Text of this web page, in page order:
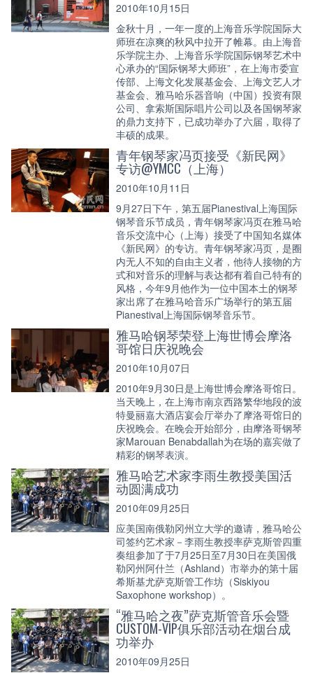
2010年10月15日
金秋十月，一年一度的上海音乐学院国际大
师班在凉爽的秋风中拉开了帷幕。由上海音
乐学院主办、上海音乐学院国际钢琴艺术中
心承办的“国际钢琴大师班”，在上海市委宣
传部、上海文化发展基金会、上海文艺人才
基金会、雅马哈乐器音响（中国）投资有限
公司、拿索斯国际唱片公司以及各国钢琴家
的鼎力支持下，已成功举办了六届，取得了
丰硕的成果。
青年钢琴家冯页接受《新民网》
专访@YMCC（上海）
2010年10月11日
9月27日下午，第五届Pianestival上海国际
钢琴音乐节成员，青年钢琴家冯页在雅马哈
音乐交流中心（上海）接受了中国知名媒体
《新民网》的专访。青年钢琴家冯页，是圈
内无人不知的自由主义者，他待人接物的方
式和对音乐的理解与表达都有着自己特有的
风格，今年9月他作为一位中国本土的钢琴
家出席了在雅马哈音乐广场举行的第五届
Pianestival上海国际钢琴音乐节。
雅马哈钢琴荣登上海世博会摩洛
哥馆日庆祝晚会
2010年10月07日
2010年9月30日是上海世博会摩洛哥馆日。
当天晚上，在上海市南京西路繁华地段的波
特曼丽嘉大酒店宴会厅举办了摩洛哥馆日的
庆祝晚会。在晚会开始部分，由摩洛哥钢琴
家Marouan Benabdallah为在场的嘉宾做了
精彩的钢琴表演。
雅马哈艺术家李雨生教授美国活
动圆满成功
2010年09月25日
应美国南俄勒冈州立大学的邀请，雅马哈公
司签约艺术家－李雨生教授率萨克斯管四重
奏组参加了于7月25日至7月30日在美国俄
勒冈州阿什兰（Ashland）市举办的第十届
希斯基尤萨克斯管工作坊（Siskiyou
Saxophone workshop）。
“雅马哈之夜”萨克斯管音乐会暨
CUSTOM-VIP俱乐部活动在烟台成
功举办
2010年09月25日